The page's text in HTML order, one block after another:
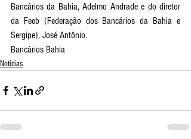
Bancários da Bahia, Adelmo Andrade e do diretor
da Feeb (Federação dos Bancários da Bahia e
Sergipe), José Antônio.
Bancários Bahia
Notícias